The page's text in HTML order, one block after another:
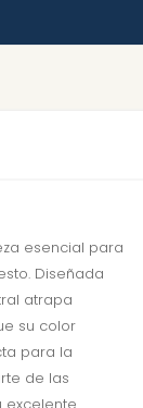
esencial para
Diseñada
atrapa
su color
para la
de las